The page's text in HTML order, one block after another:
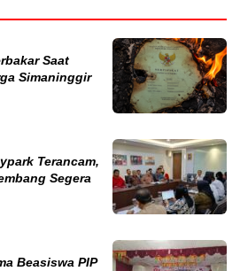
Saat
Simaninggir
Terancam,
Segera
Beasiswa PIP